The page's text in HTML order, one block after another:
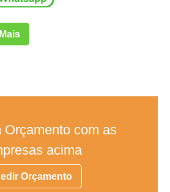
Orçamento com as
acima
Orçamento